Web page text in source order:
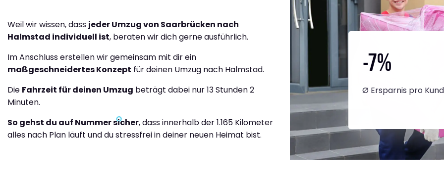
Weil wir wissen, dass jeder Umzug von Saarbrücken nach
Halmstad individuell ist, beraten wir dich gerne ausführlich.
Im Anschluss erstellen wir gemeinsam mit dir ein
maßgeschneidertes Konzept für deinen Umzug nach Halmstad.
Die Fahrzeit für deinen Umzug beträgt dabei nur 13 Stunden 2
Minuten.
So gehst du auf Nummer sicher, dass innerhalb der 1.165 Kilometer
alles nach Plan läuft und du stressfrei in deiner neuen Heimat bist.
-7%
Ø Ersparnis pro